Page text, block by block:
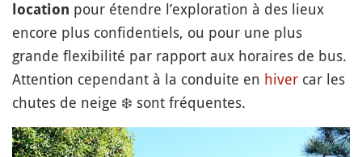
location pour étendre l’exploration à des lieux
encore plus confidentiels, ou pour une plus
grande flexibilité par rapport aux horaires de bus.
Attention cependant à la conduite en hiver car les
chutes de neige ❄️ sont fréquentes.